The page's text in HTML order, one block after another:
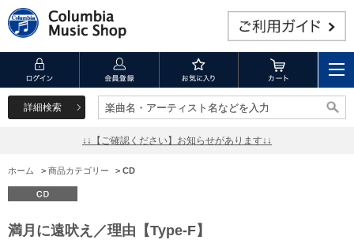
詳細検索 楽曲名・アーティスト名などを入力
楽曲名・アーティスト名などを入力
↓↓【ご確認ください】お知らせがあります↓↓
ホーム > 商品カテゴリー > CD
満月に遠吠え／理由【Type-F】